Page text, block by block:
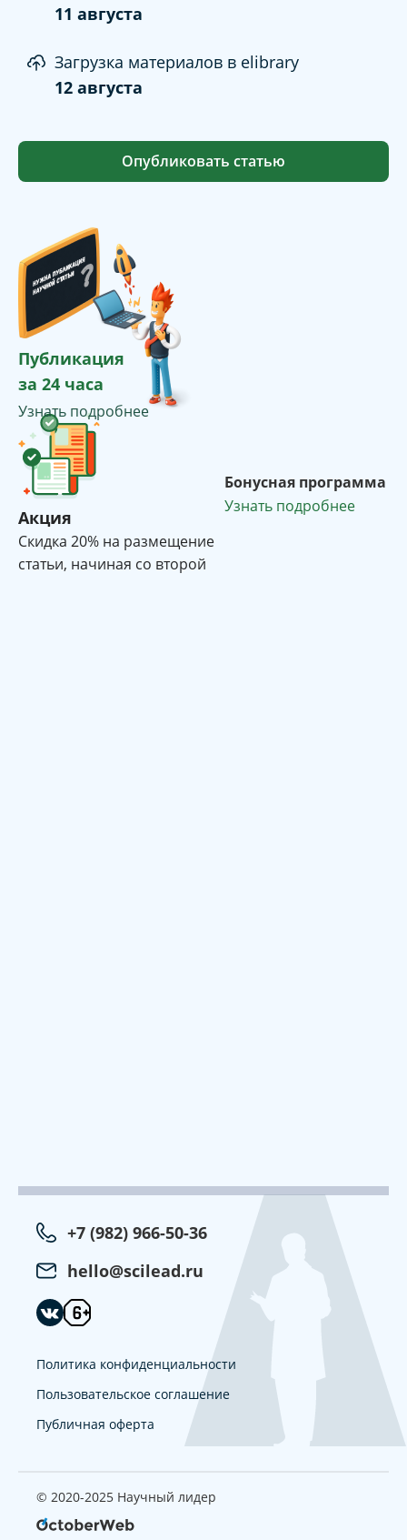
11 августа
Загрузка материалов в elibrary
12 августа
Опубликовать статью
Публикация
за 24 часа
Узнать подробнее
Акция
Cкидка 20% на размещение
статьи, начиная со второй
Бонусная программа
Узнать подробнее
+7 (982) 966-50-36
hello@scilead.ru
Политика конфиденциальности
Пользовательское соглашение
Публичная оферта
© 2020-2025 Научный лидер